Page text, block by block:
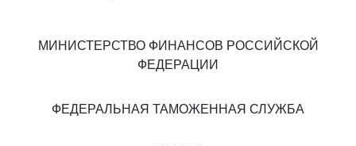
МИНИСТЕРСТВО ФИНАНСОВ РОССИЙСКОЙ
ФЕДЕРАЦИИ
ФЕДЕРАЛЬНАЯ ТАМОЖЕННАЯ СЛУЖБА